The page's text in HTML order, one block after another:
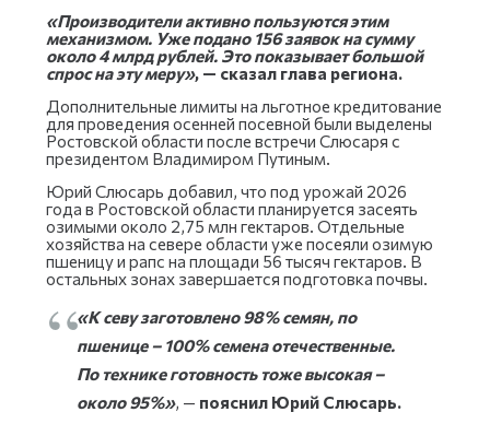
«Производители активно пользуются этим
механизмом. Уже подано 156 заявок на сумму
около 4 млрд рублей. Это показывает большой
спрос на эту меру», — сказал глава региона.
Дополнительные лимиты на льготное кредитование
для проведения осенней посевной были выделены
Ростовской области после встречи Слюсаря с
президентом Владимиром Путиным.
Юрий Слюсарь добавил, что под урожай 2026
года в Ростовской области планируется засеять
озимыми около 2,75 млн гектаров. Отдельные
хозяйства на севере области уже посеяли озимую
пшеницу и рапс на площади 56 тысяч гектаров. В
остальных зонах завершается подготовка почвы.
«К севу заготовлено 98% семян, по
пшенице – 100% семена отечественные.
По технике готовность тоже высокая –
около 95%», — пояснил Юрий Слюсарь.